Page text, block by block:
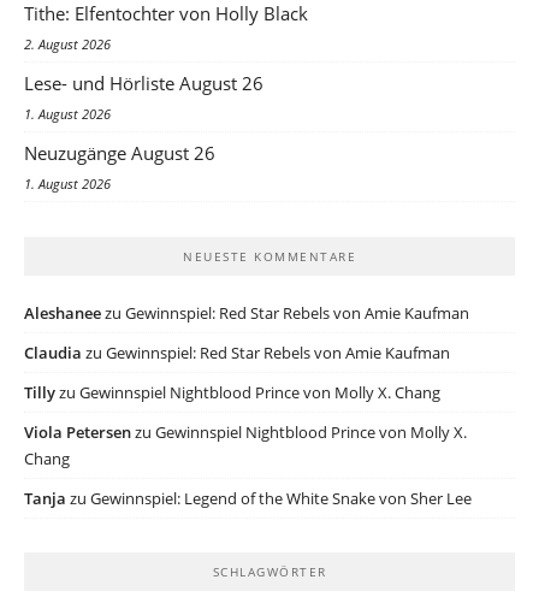
Tithe: Elfentochter von Holly Black
2. August 2026
Lese- und Hörliste August 26
1. August 2026
Neuzugänge August 26
1. August 2026
NEUESTE KOMMENTARE
Aleshaneezu Gewinnspiel: Red Star Rebels von Amie Kaufman
Claudia zu Gewinnspiel: Red Star Rebels von Amie Kaufman
Tillyzu Gewinnspiel Nightblood Prince von Molly X. Chang
Viola Petersenzu Gewinnspiel Nightblood Prince von Molly X.
Chang
Tanja zu Gewinnspiel: Legend of the White Snake von Sher Lee
SCHLAGWÖRTER